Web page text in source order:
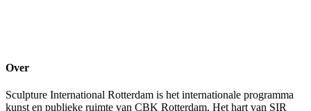
Over
Sculpture International Rotterdam is het internationale programma
kunst en publieke ruimte van CBK Rotterdam. Het hart van SIR